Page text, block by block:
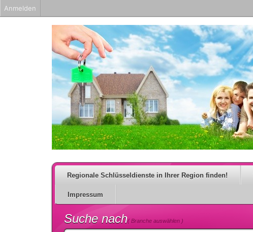
Regionale Schlüsseldienste in Ihrer Region finden!
Impressum
Suche nach( Branche auswählen )
Anmelden